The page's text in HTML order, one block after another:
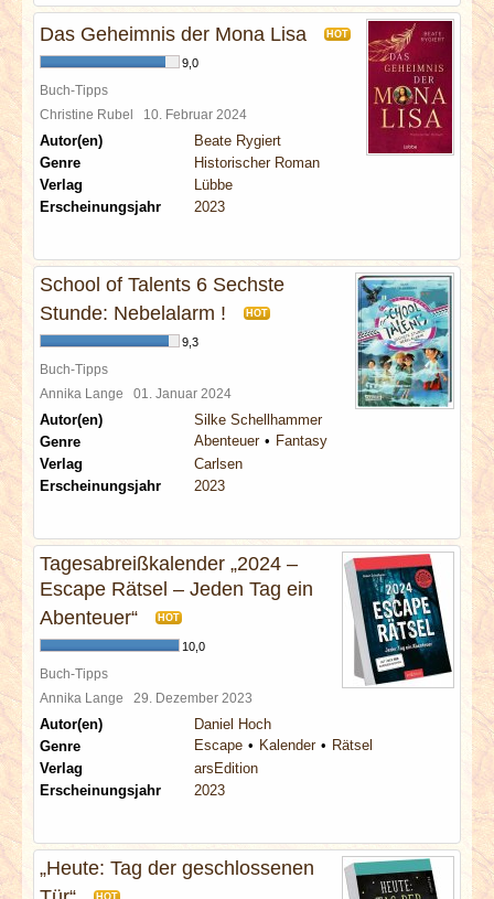
Das Geheimnis der Mona Lisa HOT
9,0
Buch-Tipps
Christine Rubel 10. Februar 2024
Autor(en)
Beate Rygiert
Genre
Historischer Roman
Verlag
Lübbe
Erscheinungsjahr
2023
School of Talents 6 Sechste
Stunde: Nebelalarm !
HOT
9,3
Buch-Tipps
Annika Lange 01. Januar 2024
Autor(en)
Silke Schellhammer
Genre
Abenteuer
Fantasy
Verlag
Carlsen
Erscheinungsjahr
2023
Tagesabreißkalender „2024 –
Escape Rätsel – Jeden Tag ein
Abenteuer“
HOT
10,0
Buch-Tipps
Annika Lange 29. Dezember 2023
Autor(en)
Daniel Hoch
Genre
Escape Kalender
Rätsel
Verlag
arsEdition
Erscheinungsjahr
2023
„Heute: Tag der geschlossenen
HOT